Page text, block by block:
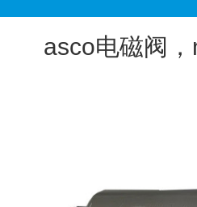
asco电磁阀